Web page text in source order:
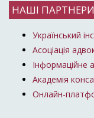
НАШІ ПАРТНЕРИ
Український
Асоціація
Інформаційне
Академія
Онлайн-